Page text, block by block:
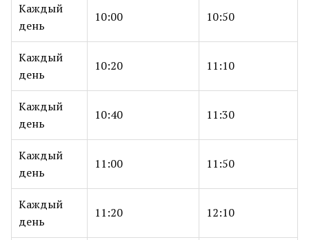
Каждый
день
10:00 10:50
Каждый
день
10:20 11:10
Каждый
день
10:40 11:30
Каждый
день
11:00 11:50
Каждый
день
11:20 12:10